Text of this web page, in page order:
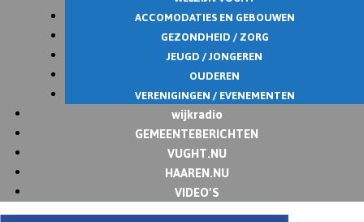
ACCOMODATIES EN GEBOUWEN
GEZONDHEID / ZORG
JEUGD / JONGEREN
OUDEREN
VERENIGINGEN / EVENEMENTEN
wijkradio
GEMEENTEBERICHTEN
VUGHT.NU
HAAREN.NU
VIDEO’S